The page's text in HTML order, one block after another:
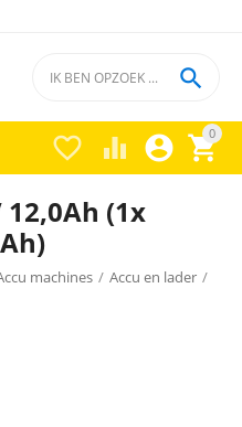
0


 

12,0Ah (1x
machines / Accu en lader /